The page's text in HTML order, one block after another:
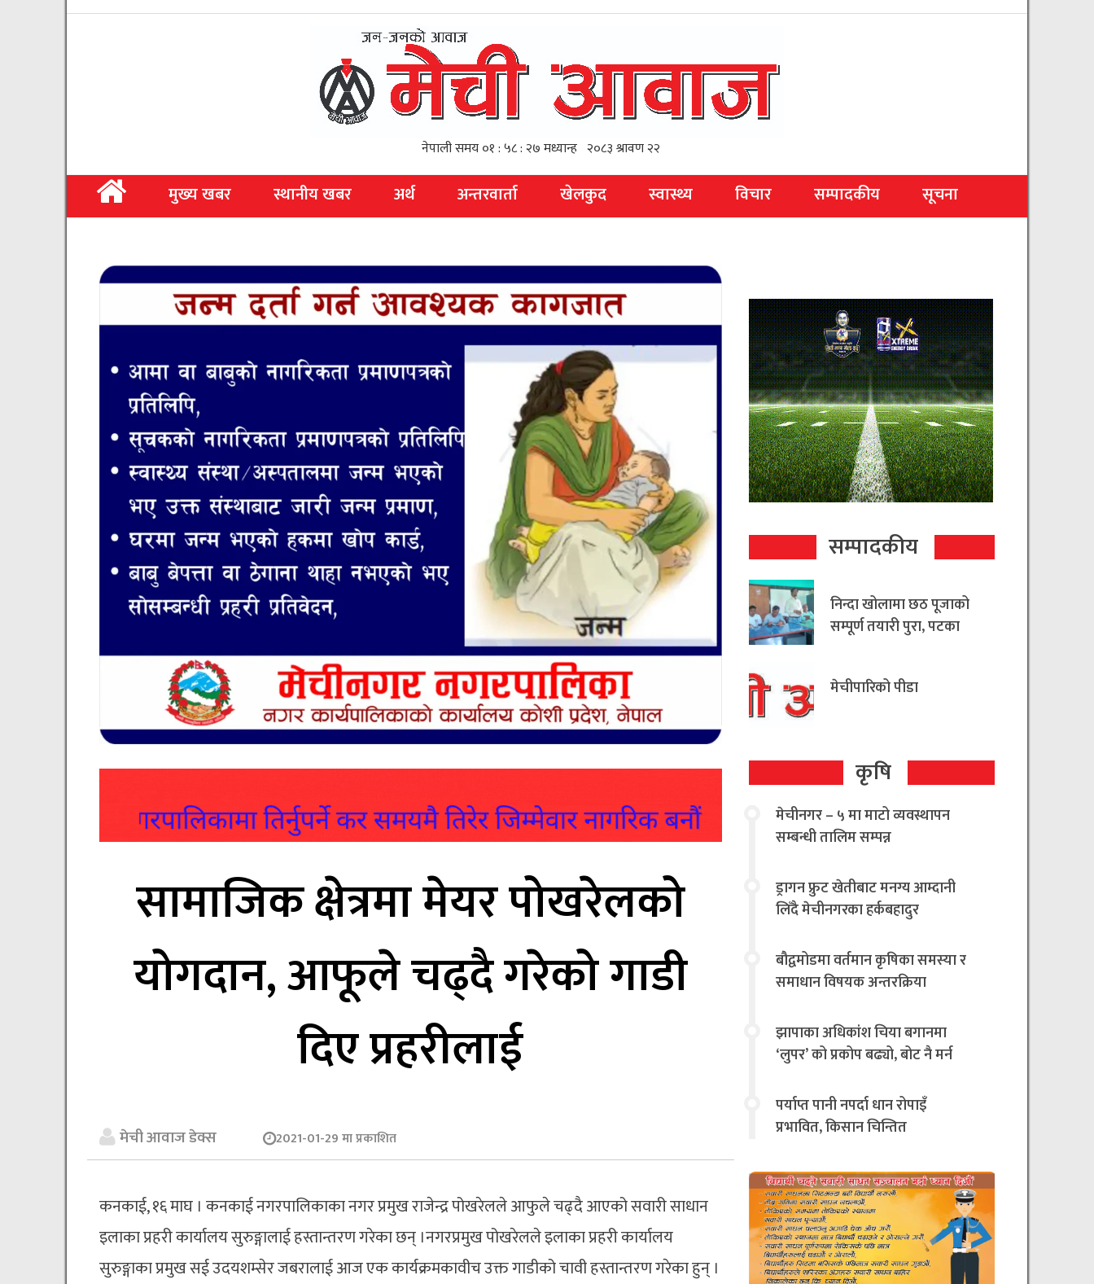
मुख्य खबर स्थानीय खबर अर्थ अन्तरवार्ता खेलकुद स्वास्थ्य विचार सम्पादकीय सूचना
सामाजिक क्षेत्रमा मेयर पोखरेलको
योगदान, आफूले चढ्दै गरेको गाडी
दिए प्रहरीलाई
मेची आवाज डेक्स 2021-01-29 मा प्रकाशित
कनकाई, १६ माघ । कनकाई नगरपालिकाका नगर प्रमुख राजेन्द्र पोखरेलले आफुले चढ्दै आएको सवारी साधान
इलाका प्रहरी कार्यालय सुरुङ्गालाई हस्तान्तरण गरेका छन् ।नगरप्रमुख पोखरेलले इलाका प्रहरी कार्यालय
सुरुङ्गाका प्रमुख सई उदयशम्सेर जबरालाई आज एक कार्यक्रमकावीच उक्त गाडीको चावी हस्तान्तरण गरेका हुन् ।
सम्पादकीय
निन्दा खोलामा छठ पूजाको
सम्पूर्ण तयारी पुरा, पटका
मेचीपारिको पीडा
कृषि
मेचीनगर – ५ मा माटो व्यवस्थापन
सम्बन्धी तालिम सम्पन्न
ड्रागन फ्रुट खेतीबाट मनग्य आम्दानी
लिँदै मेचीनगरका हर्कबहादुर
बौद्वमोडमा वर्तमान कृषिका समस्या र
समाधान विषयक अन्तरक्रिया
झापाका अधिकांश चिया बगानमा
‘लुपर’ को प्रकोप बढ्यो, बोट नै मर्न
चिन्तित
पर्याप्त पानी नपर्दा धान रोपाइँ
प्रभावित, किसान चिन्तित